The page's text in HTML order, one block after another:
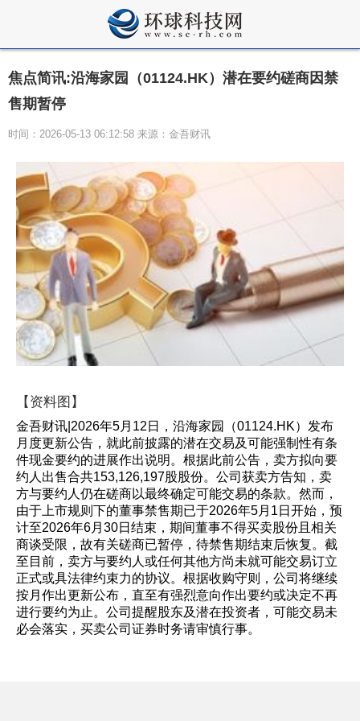
焦点简讯:沿海家园（01124.HK）潜在要约磋商因禁
售期暂停
时间：2026-05-13 06:12:58 来源：金吾财讯
【资料图】
金吾财讯|2026年5月12日，沿海家园（01124.HK）发布
月度更新公告，就此前披露的潜在交易及可能强制性有条
件现金要约的进展作出说明。根据此前公告，卖方拟向要
约人出售合共153,126,197股股份。公司获卖方告知，卖
方与要约人仍在磋商以最终确定可能交易的条款。然而，
由于上市规则下的董事禁售期已于2026年5月1日开始，预
计至2026年6月30日结束，期间董事不得买卖股份且相关
商谈受限，故有关磋商已暂停，待禁售期结束后恢复。截
至目前，卖方与要约人或任何其他方尚未就可能交易订立
正式或具法律约束力的协议。根据收购守则，公司将继续
按月作出更新公布，直至有强烈意向作出要约或决定不再
进行要约为止。公司提醒股东及潜在投资者，可能交易未
必会落实，买卖公司证券时务请审慎行事。